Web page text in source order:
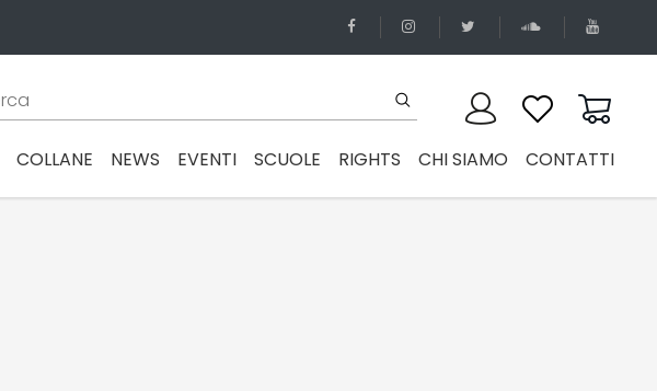
COLLANE NEWS EVENTI SCUOLE RIGHTS CHI SIAMO CONTATTI